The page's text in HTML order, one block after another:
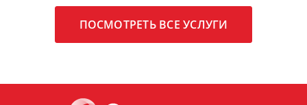
ПОСМОТРЕТЬ ВСЕ УСЛУГИ